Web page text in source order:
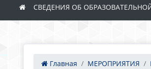
СВЕДЕНИЯ ОБ
Главная МЕРОПРИЯТИЯ